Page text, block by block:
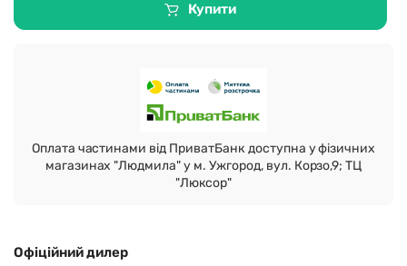
Купити
Оплата частинами від ПриватБанк доступна у фізичних
магазинах "Людмила" у м. Ужгород, вул. Корзо,9; ТЦ
"Люксор"
Офіційний дилер